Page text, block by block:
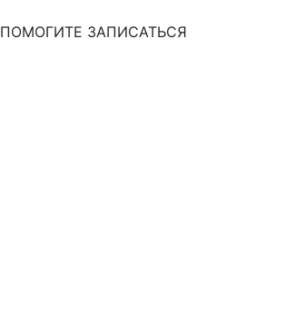
ПОМОГИТЕ ЗАПИСАТЬСЯ